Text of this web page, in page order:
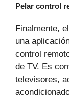
Pelar control
Finalmente, el
una
control
de TV. Es
televisores,